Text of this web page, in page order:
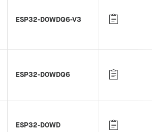
ESP32-D0WDQ6-V3
ESP32-D0WDQ6
ESP32-D0WD